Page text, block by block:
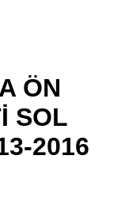
ÖN
SOL
2016